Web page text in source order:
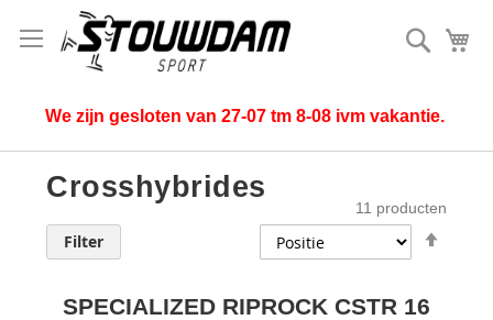
Zoek
We zijn gesloten van 27-07 tm 8-08 ivm vakantie.
Crosshybrides
Filter
11 producten
SPECIALIZED RIPROCK CSTR 16